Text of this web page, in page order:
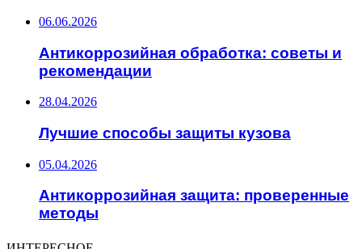
06.06.2026
Антикоррозийная обработка: советы и
рекомендации
28.04.2026
Лучшие способы защиты кузова
05.04.2026
Антикоррозийная защита: проверенные
методы